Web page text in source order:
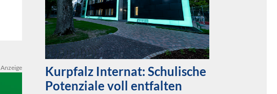
Anzeige
Kurpfalz Internat: Schulische
Potenziale voll entfalten